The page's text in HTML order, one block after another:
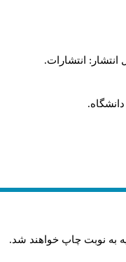
انتشارات.
به نوبت چاپ خواهند شد.